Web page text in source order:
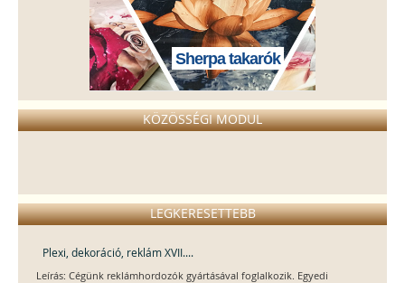
Sherpa takarók
KÖZÖSSÉGI MODUL
LEGKERESETTEBB
Plexi, dekoráció, reklám XVII....
Leírás: Cégünk reklámhordozók gyártásával foglalkozik. Egyedi